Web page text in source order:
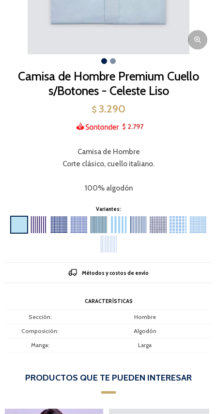
Camisa de Hombre Premium Cuello
s/Botones - Celeste Liso
$ 3.290
$ 2.797
Camisa de Hombre
Corte clásico, cuello italiano.
100% algodón
Variantes:
Métodos y costos de envío
CARACTERÍSTICAS
Sección
Hombre
Composición
Algodón
Manga
Larga
PRODUCTOS QUE TE PUEDEN INTERESAR